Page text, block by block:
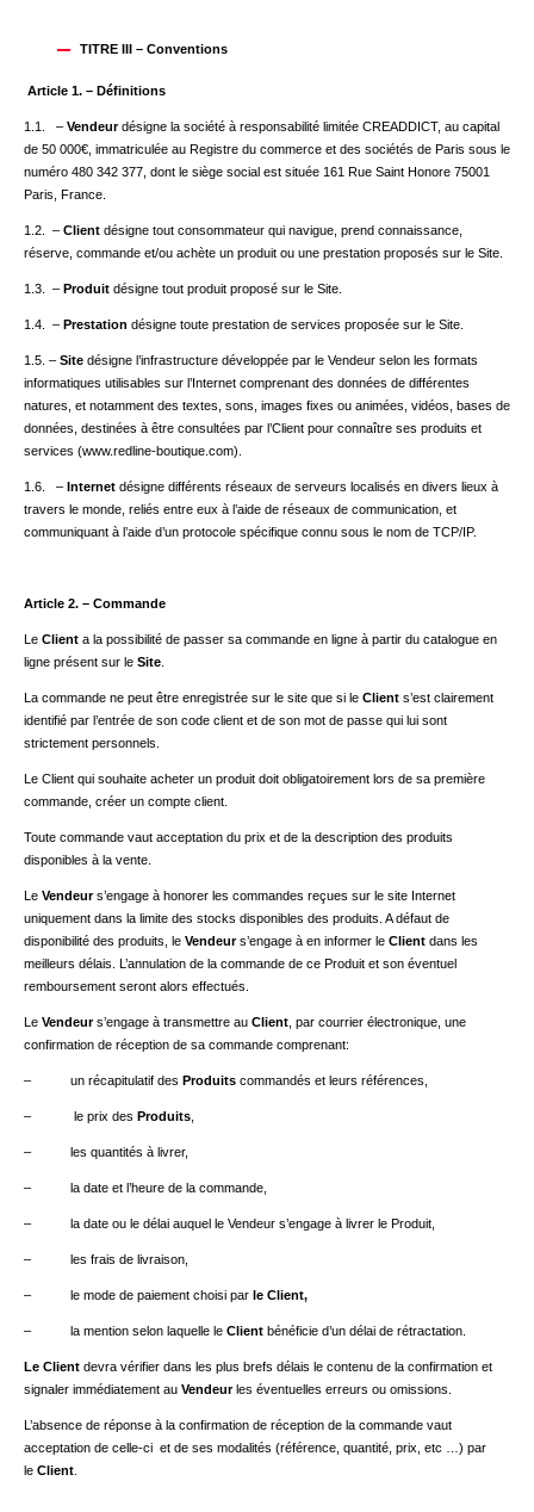
TITRE III – Conventions
Article 1. – Définitions
1.1. – Vendeurdésigne la société à responsabilité limitée CREADDICT, au capital
de 50 000€, immatriculée au Registre du commerce et des sociétés de Paris sous le
numéro 480 342 377, dont le siège social est située 161 Rue Saint Honore 75001
Paris, France.
1.2. – Client désigne tout consommateur qui navigue, prend connaissance,
réserve, commande et/ou achète un produit ou une prestation proposés sur le Site.
1.3. – Produit désigne tout produit proposé sur le Site.
1.4. – Prestation désigne toute prestation de services proposée sur le Site.
1.5. – Site désigne l’infrastructure développée par le Vendeur selon les formats
informatiques utilisables sur l’Internet comprenant des données de différentes
natures, et notamment des textes, sons, images fixes ou animées, vidéos, bases de
données, destinées à être consultées par l’Client pour connaître ses produits et
services (www.redline-boutique.com).
1.6. – Internet désigne différents réseaux de serveurs localisés en divers lieux à
travers le monde, reliés entre eux à l’aide de réseaux de communication, et
communiquant à l’aide d’un protocole spécifique connu sous le nom de TCP/IP.
Article 2. – Commande
Le Client a la possibilité de passer sa commande en ligne à partir du catalogue en
ligne présent sur le Site
La commande ne peut être enregistrée sur le site que si le Client s’est clairement
identifié par l’entrée de son code client et de son mot de passe qui lui sont
strictement personnels.
Le Client qui souhaite acheter un produit doit obligatoirement lors de sa première
commande, créer un compte client.
Toute commande vaut acceptation du prix et de la description des produits
disponibles à la vente.
Le Vendeurs’engage à honorer les commandes reçues sur le site Internet
uniquement dans la limite des stocks disponibles des produits. A défaut de
disponibilité des produits, le Vendeurs’engage à en informer le Client dans les
meilleurs délais. L’annulation de la commande de ce Produit et son éventuel
remboursement seront alors effectués.
Le Vendeurs’engage à transmettre au Client , par courrier électronique, une
confirmation de réception de sa commande comprenant:
– un récapitulatif des Produits commandés et leurs références,
– le prix des Produits
– les quantités à livrer,
– la date et l’heure de la commande,
– la date ou le délai auquel le Vendeur s’engage à livrer le Produit,
– les frais de livraison,
– le mode de paiement choisi par le Client,
– la mention selon laquelle le Client bénéficie d’un délai de rétractation.
Le Client devra vérifier dans les plus brefs délais le contenu de la confirmation et
signaler immédiatement au Vendeurles éventuelles erreurs ou omissions.
L’absence de réponse à la confirmation de réception de la commande vaut
acceptation de celle-ci et de ses modalités (référence, quantité, prix, etc …) par
le Client